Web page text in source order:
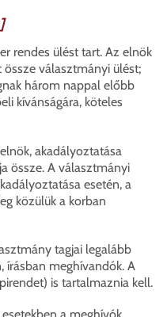
rendes ülést tart. Az elnök
választmányi ülést;
három nappal előbb
kívánságára, köteles
akadályoztatása
össze. A választmányi
esetén, a
közülük a korban
tagjai legalább
meghívandók. A
is tartalmaznia kell.